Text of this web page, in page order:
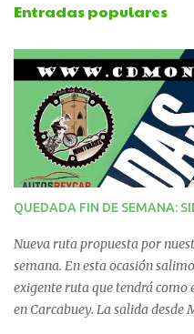
t
a
r
i
o
s
Entradas populares
QUEDADA FIN DE SEMANA:
Nueva ruta propuesta por
semana. En esta ocasión
exigente ruta que tendrá como
en Carcabuey. La salida desde